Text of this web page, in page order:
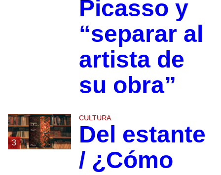
Picasso y
“separar al
artista de
su obra”
3
CULTURA
Del estante
/ ¿Cómo